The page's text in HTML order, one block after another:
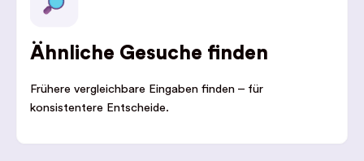
Ähnliche Gesuche finden
Frühere vergleichbare Eingaben finden – für
konsistentere Entscheide.